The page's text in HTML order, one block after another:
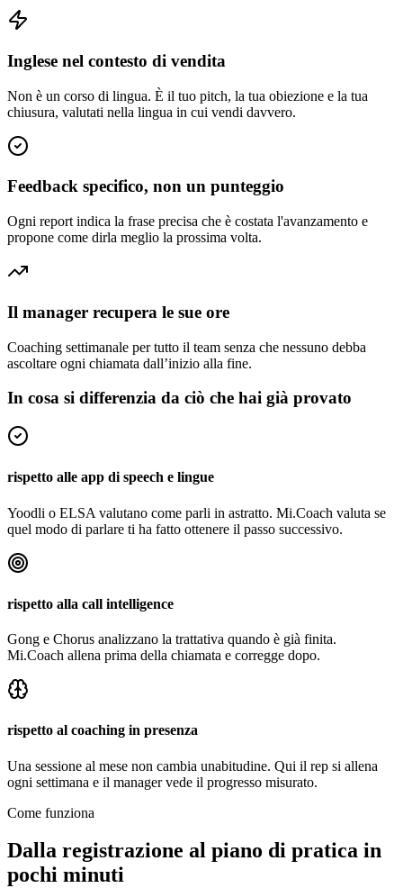
Inglese nel contesto di vendita
Non è un corso di lingua. È il tuo pitch, la tua obiezione e la tua
chiusura, valutati nella lingua in cui vendi davvero.
Feedback specifico, non un punteggio
Ogni report indica la frase precisa che è costata l'avanzamento e
propone come dirla meglio la prossima volta.
Il manager recupera le sue ore
Coaching settimanale per tutto il team senza che nessuno debba
ascoltare ogni chiamata dall’inizio alla fine.
In cosa si differenzia da ciò che hai già provato
rispetto alle app di speech e lingue
Yoodli o ELSA valutano come parli in astratto. Mi.Coach valuta se
quel modo di parlare ti ha fatto ottenere il passo successivo.
rispetto alla call intelligence
Gong e Chorus analizzano la trattativa quando è già finita.
Mi.Coach allena prima della chiamata e corregge dopo.
rispetto al coaching in presenza
Una sessione al mese non cambia unabitudine. Qui il rep si allena
ogni settimana e il manager vede il progresso misurato.
Come funziona
Dalla registrazione al piano di pratica in
pochi minuti